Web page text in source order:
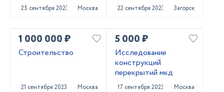
25 сентября 2023 Москва 22 сентября 2023 Загорск
1 000 000 ₽
Строительство
21 сентября 2023 Москва
5 000 ₽
Исследование
конструкций
перекрытий мкд
17 сентября 2023 Москва